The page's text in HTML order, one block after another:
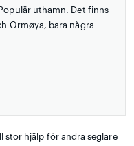
uthamn. Det finns
Ormøya, bara några
stor hjälp för andra seglare